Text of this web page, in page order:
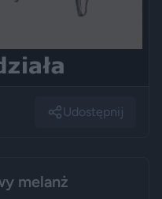
Udostępnij
melanż